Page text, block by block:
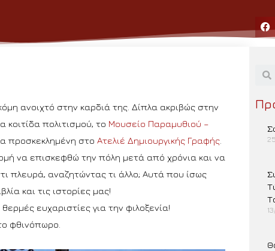
ανοιχτό στην καρδιά της. Δίπλα ακριβώς στην
πολιτισμού, το Μουσείο Παραμυθιού –
προσκεκλημένη στο Ατελιέ Δημιουργικής Γραφής.
να επισκεφθώ την πόλη μετά από χρόνια και να
πλευρά, αναζητώντας τι άλλο; Αυτά που ίσως
και τις ιστορίες μας!
θερμές ευχαριστίες για την φιλοξενία!
φθινόπωρο.